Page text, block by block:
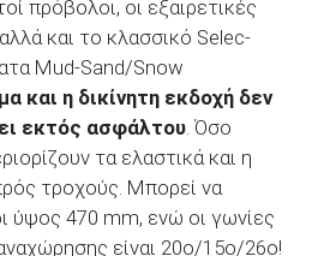
πρόβολοι, οι εξαιρετικές
και το κλασσικό Selec-
Mud-Sand/Snow
και η δικίνητη εκδοχή δεν
εκτός ασφάλτου . Όσο
τα ελαστικά και η
τροχούς. Μπορεί να
ύψος 470 mm, ενώ οι γωνίες
είναι 20ο/15ο/26ο!